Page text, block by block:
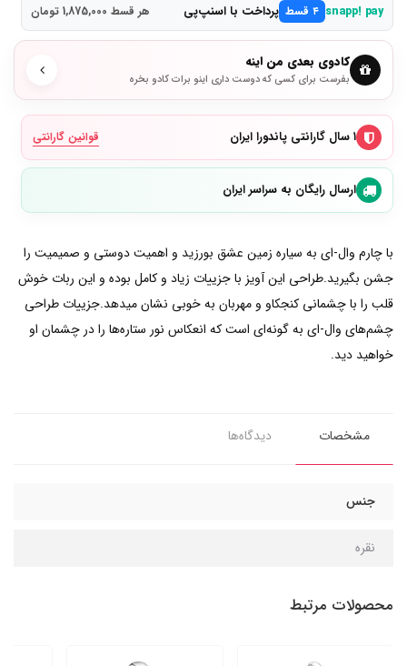
snapp! pay ۴ قسط پرداخت با اسنپ‌پی هر قسط 1,875,000 تومان
کادوی بعدی من اینه
بفرست برای کسی که دوست داری اینو برات کادو بخره
۱ سال گارانتی پاندورا ایران قوانین گارانتی
ارسال رایگان به سراسر ایران
با چارم وال-ای به سیاره زمین عشق بورزید و اهمیت دوستی و صمیمیت را
جشن بگیرید.طراحی این آویز با جزییات زیاد و کامل بوده و این ربات خوش
قلب را با چشمانی کنجکاو و مهربان به خوبی نشان میدهد.جزییات طراحی
چشم‌های وال-ای به گونه‌ای است که انعکاس نور ستاره‌ها را در چشمان او
خواهید دید.
مشخصات دیدگاه‌ها
جنس
نقره
محصولات مرتبط